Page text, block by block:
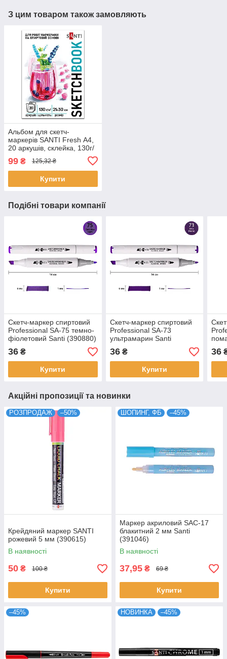
З цим товаром також замовляють
Альбом для скетч-
маркерів SANTI Fresh А4,
20 аркушів, склейка, 130г/
99 ₴ 125,32 ₴
Купити
Подібні товари компанії
Скетч-маркер спиртовий
Professional SA-75 темно-
фіолетовий Santi (390880)
36 ₴
Купити
Скетч-маркер спиртовий
Professional SA-73
ультрамарин Santi
(390881)
36₴
Купити
36
Акційні пропозиції та новинки
РОЗПРОДАЖ –50%
Крейдяний маркер SANTI
рожевий 5 мм (390615)
В наявності
50 ₴ 100 ₴
Купити
ШОПИНГ, ФБ –45%
Маркер акриловий SAC-17
блакитний 2 мм Santi
(391046)
В наявності
37,95 ₴ 69 ₴
Купити
–45% НОВИНКА –45%